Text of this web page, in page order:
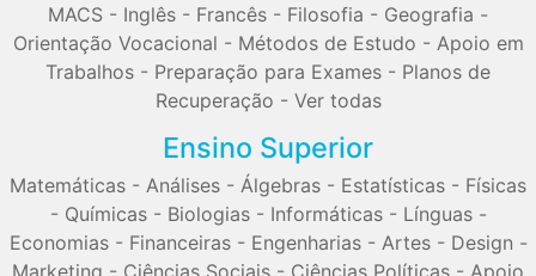
MACS - Inglês - Francês - Filosofia - Geografia -
Orientação Vocacional - Métodos de Estudo - Apoio em
Trabalhos - Preparação para Exames - Planos de
Recuperação - Ver todas
Ensino Superior
Matemáticas - Análises - Álgebras - Estatísticas - Físicas
- Químicas- Biologias- Informáticas- Línguas-
Economias- Financeiras- Engenharias- Artes- Design -
Marketing - Ciências Sociais - Ciências Políticas - Apoio